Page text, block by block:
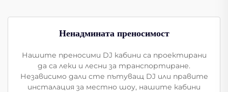
Ненадмината преносимост
Нашите преносими DJ кабини са проектирани
да са леки и лесни за транспортиране.
Независимо дали сте пътуващ DJ или правите
инсталация за местно шоу, нашите кабини